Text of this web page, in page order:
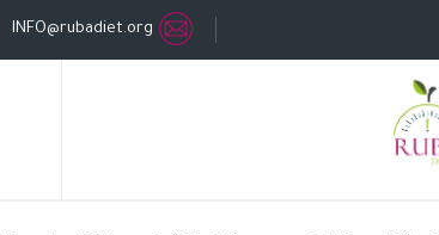
INFO@rubadiet.org